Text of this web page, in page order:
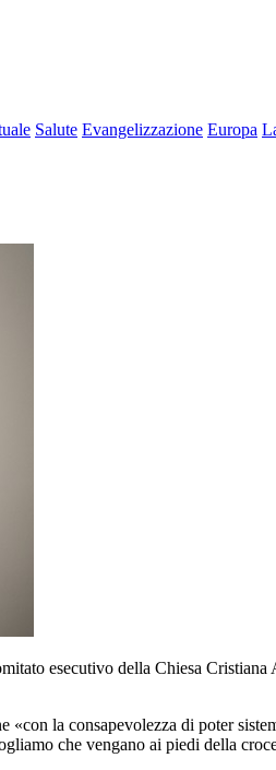
Salute Evangelizzazione Europa
esecutivo della Chiesa
la consapevolezza di poter
che vengano ai piedi della